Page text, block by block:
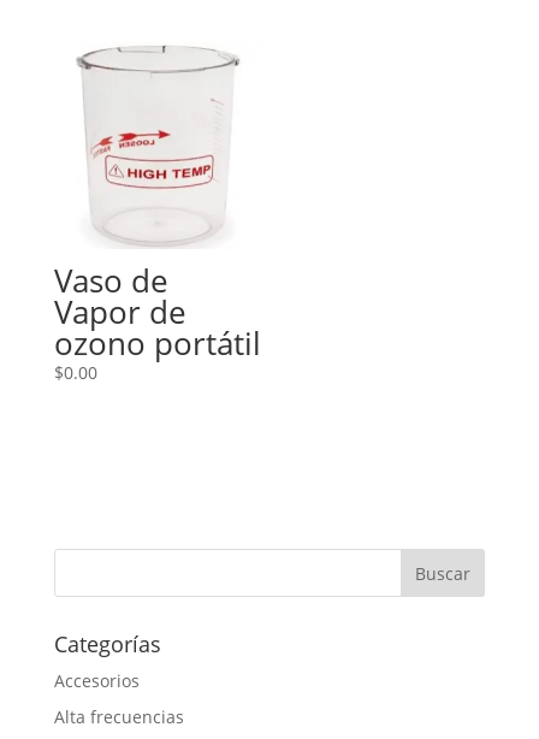
Vaso de
Vapor de
ozono portátil
$0.00
Categorías
Accesorios
Alta frecuencias